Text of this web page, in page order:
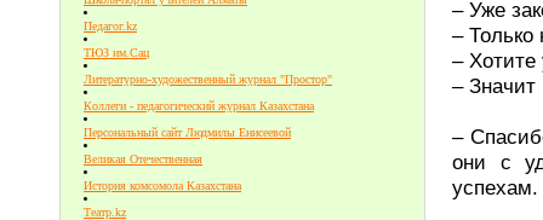
Педагог.kz
ТЮЗ им.Сац
Литературно-художественный журнал "Простор"
Коллеги - педагогический журнал Казахстана
Персональный сайт Людмилы Енисеевой
Великая Отечественная
История комсомола Казахстана
Театр.kz
– Уже
– Только
– Хотите
–
–
они с